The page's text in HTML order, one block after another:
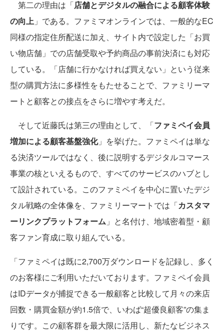
第二の理由は「店舗とデジタルの融合による顧客体験
の向上 」である。ファミマオンラインでは、一般的なEC
同様の指定住所配送に加え、サイト内で設定した「お買
い物店舗」での店舗受取や予約商品の事前決済にも対応
している。「店舗に行かなければ買えない」という従来
型の購買方法に多様性をもたせることで、ファミリーマ
ートと顧客との接点をさらに増やす考えだ。
そして近藤氏は第三の理由として、「ファミペイ会員
増加による顧客基盤強化」を挙げた。ファミペイは単な
る決済ツールではなく、後に説明するデジタルコマース
事業の核といえるもので、すべてのサービスのハブとし
て設計されている。このファミペイを中心に置いたデジ
タル戦略の全体像を、ファミリーマートでは「カスタマ
ーリンクプラットフォーム 」と名付け、地域密着型・顧
客ファン育成に取り組んでいる。
「ファミペイは既に2,700万ダウンロードを記録し、多く
のお客様にご利用いただいております。ファミペイ会員
はIDデータが捕捉できる一般顧客と比較して月々の来店
回数・購買金額が約1.5倍で、いわば“超優良顧客”の集ま
りです。この顧客群を最大限に活用し、新たなビジネス